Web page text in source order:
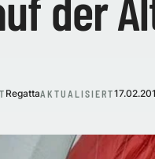
RegattaAKTUALISIERT